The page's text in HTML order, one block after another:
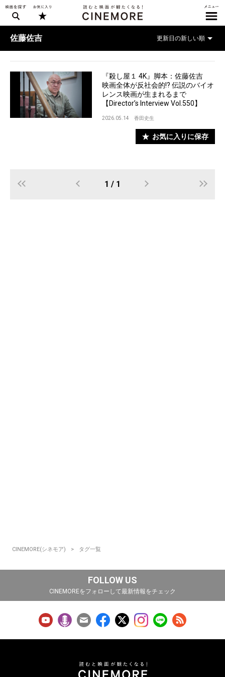
佐藤佐吉
『殺し屋１ 4K』脚本：佐藤佐吉
映画全体が反社会的!? 伝説のバイオ
レンス映画が生まれるまで
【Director’s Interview Vol.550】
2026.05.14 香田史生
お気に入りに保存
1 / 1
CINEMORE(シネモア) タグ一覧
FOLLOW US
CINEMOREをフォローして最新情報をチェック